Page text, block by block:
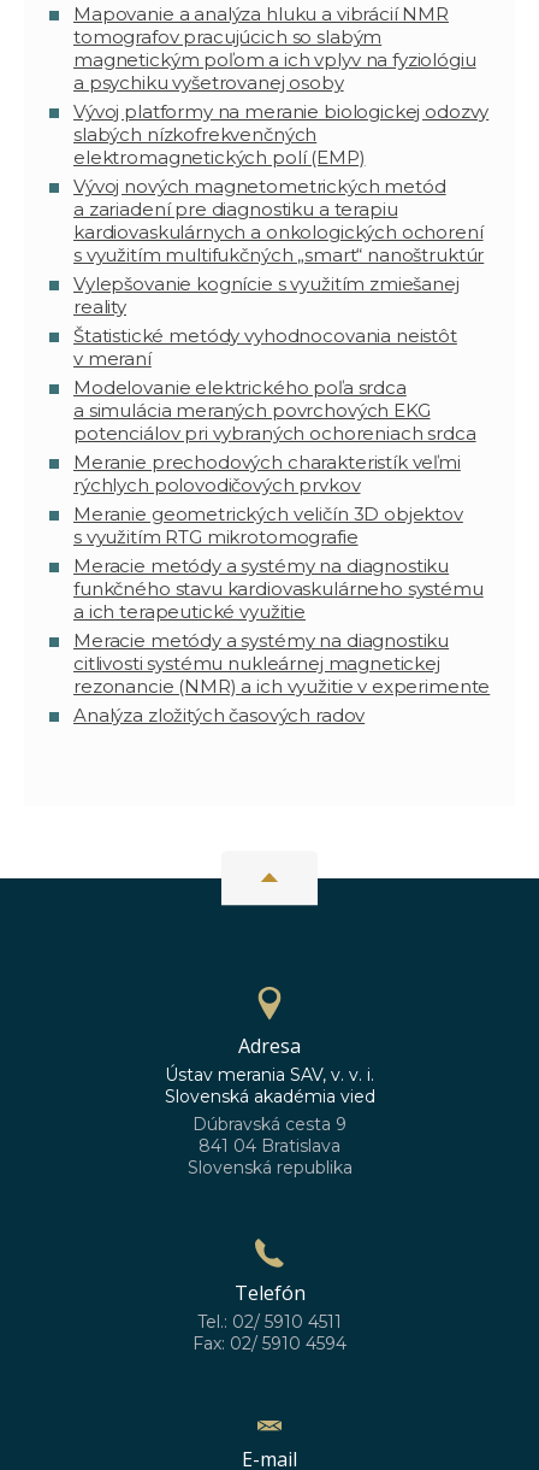
Mapovanie a analýza hluku a vibrácií NMR
tomografov pracujúcich so slabým
magnetickým poľom a ich vplyv na fyziológiu
a psychiku vyšetrovanej osoby
Vývoj platformy na meranie biologickej odozvy
slabých nízkofrekvenčných
elektromagnetických polí (EMP)
Vývoj nových magnetometrických metód
a zariadení pre diagnostiku a terapiu
kardiovaskulárnych a onkologických ochorení
s využitím multifukčných „smart“ nanoštruktúr
Vylepšovanie kognície s využitím zmiešanej
reality
Štatistické metódy vyhodnocovania neistôt
v meraní
Modelovanie elektrického poľa srdca
a simulácia meraných povrchových EKG
potenciálov pri vybraných ochoreniach srdca
Meranie prechodových charakteristík veľmi
rýchlych polovodičových prvkov
Meranie geometrických veličín 3D objektov
s využitím RTG mikrotomografie
Meracie metódy a systémy na diagnostiku
funkčného stavu kardiovaskulárneho systému
a ich terapeutické využitie
Meracie metódy a systémy na diagnostiku
citlivosti systému nukleárnej magnetickej
rezonancie (NMR) a ich využitie v experimente
Analýza zložitých časových radov
Adresa
Ústav merania SAV, v. v. i.
Slovenská akadémia vied
Dúbravská cesta 9
841 04 Bratislava
Slovenská republika
Telefón
Tel.: 02/ 5910 4511
Fax: 02/ 5910 4594
E-mail